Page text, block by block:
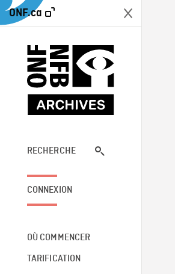
ONF.ca
RECHERCHE
CONNEXION
OÙ COMMENCER
TARIFICATION